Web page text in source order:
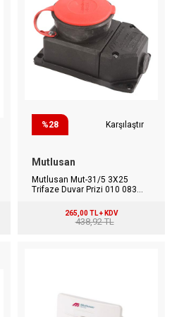
%28 Karşılaştır
Mutlusan
Mutlusan Mut-31/5 3X25
Trifaze Duvar Prizi 010 083
265,00 TL + KDV
438,92 TL